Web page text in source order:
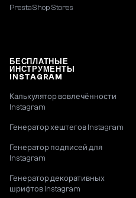
PrestaShop Stores
БЕСПЛАТНЫЕ
ИНСТРУМЕНТЫ
INSTAGRAM
Калькулятор вовлечённости
Instagram
Генератор хештегов Instagram
Генератор подписей для
Instagram
Генератор декоративных
шрифтов Instagram